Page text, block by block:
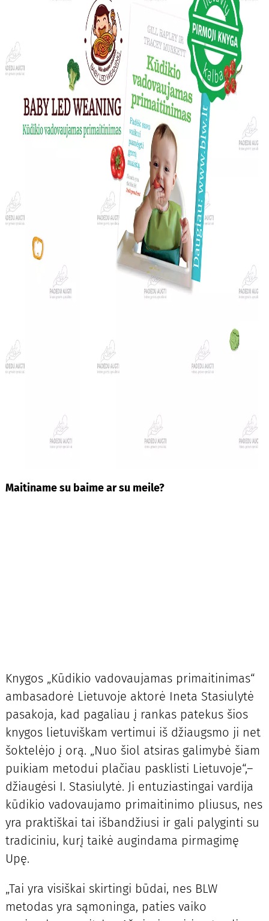
Maitiname su baime ar su meile?
Knygos „Kūdikio vadovaujamas primaitinimas“
ambasadorė Lietuvoje aktorė Ineta Stasiulytė
pasakoja, kad pagaliau į rankas patekus šios
knygos lietuviškam vertimui iš džiaugsmo ji net
šoktelėjo į orą. „Nuo šiol atsiras galimybė šiam
puikiam metodui plačiau pasklisti Lietuvoje“,–
džiaugėsi I. Stasiulytė. Ji entuziastingai vardija
kūdikio vadovaujamo primaitinimo pliusus, nes
yra praktiškai tai išbandžiusi ir gali palyginti su
tradiciniu, kurį taikė augindama pirmagimę
Upę.
„Tai yra visiškai skirtingi būdai, nes BLW
metodas yra sąmoninga, paties vaiko